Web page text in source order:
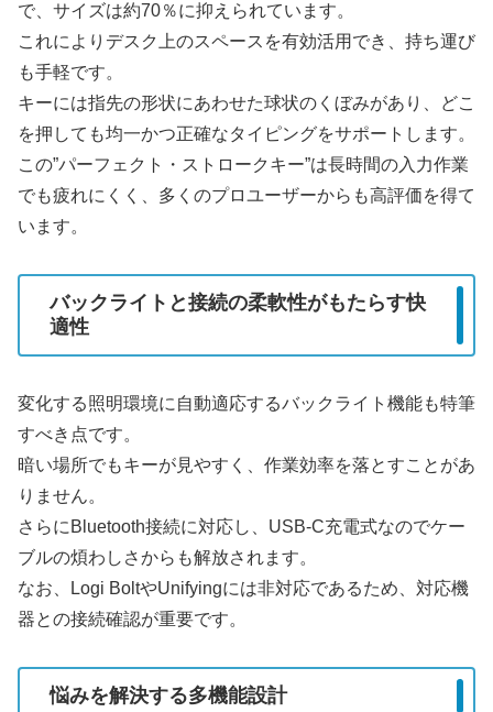
で、サイズは約70％に抑えられています。
これによりデスク上のスペースを有効活用でき、持ち運び
も手軽です。
キーには指先の形状にあわせた球状のくぼみがあり、どこ
を押しても均一かつ正確なタイピングをサポートします。
この”パーフェクト・ストロークキー”は長時間の入力作業
でも疲れにくく、多くのプロユーザーからも高評価を得て
います。
バックライトと接続の柔軟性がもたらす快
適性
変化する照明環境に自動適応するバックライト機能も特筆
すべき点です。
暗い場所でもキーが見やすく、作業効率を落とすことがあ
りません。
さらにBluetooth接続に対応し、USB-C充電式なのでケー
ブルの煩わしさからも解放されます。
なお、Logi BoltやUnifyingには非対応であるため、対応機
器との接続確認が重要です。
悩みを解決する多機能設計